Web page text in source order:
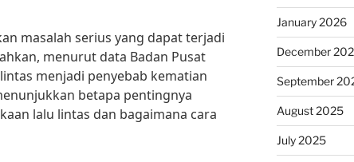
masalah serius yang dapat terjadi
menurut data Badan Pusat
menjadi penyebab kematian
betapa pentingnya
lalu lintas dan bagaimana cara
January 2026
December
September
August 2025
July 2025